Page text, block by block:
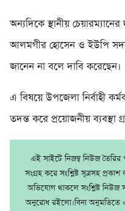
অন্যদিকে স্থানীয়
আলমগীর হোসেন ও ইউপি
জানেন না বলে দাবি করেছেন।
এ বিষয়ে উপজেলা নির্বাহী
তদন্ত করে প্রয়োজনীয় ব্যবস্থা
এই সাইটে নিজম্ব নিউজ তৈরির
সংগ্রহ করে সংশ্লিষ্ট সূত্রসহ
অভিযোগ থাকলে সংশ্লিষ্ট নিউজ
অনুরোধ রইলো।বিনা অনুমতিতে